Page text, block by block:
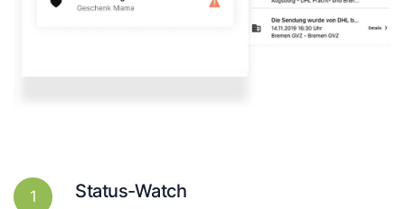
1 Status-Watch